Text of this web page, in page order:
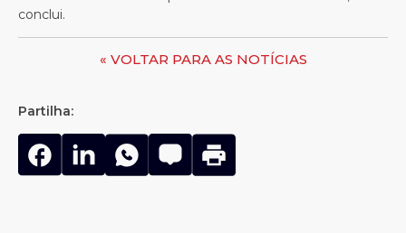
conclui.
« VOLTAR PARA AS NOTÍCIAS
Partilha: